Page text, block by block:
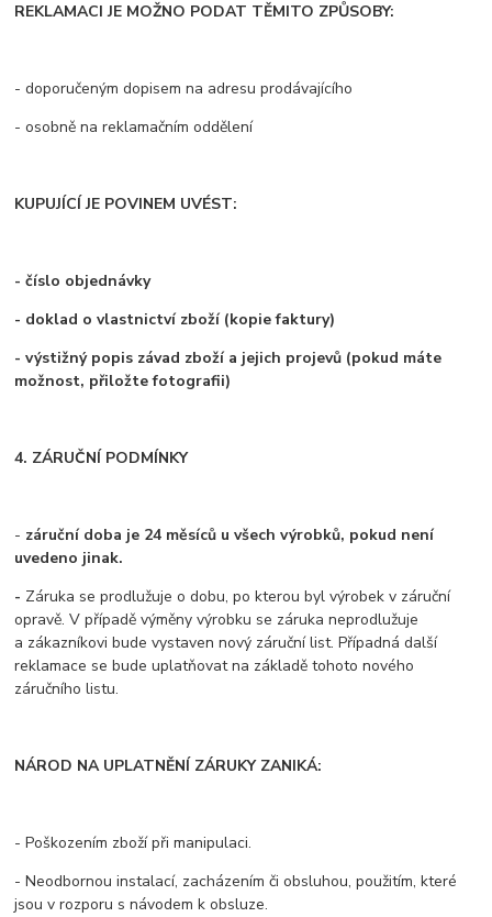
REKLAMACI JE MOŽNO PODAT TĚMITO ZPŮSOBY:
- doporučeným dopisem na adresu prodávajícího
- osobně na reklamačním oddělení
KUPUJÍCÍ JE POVINEM UVÉST:
- číslo objednávky
- doklad o vlastnictví zboží (kopie faktury)
- výstižný popis závad zboží a jejich projevů (pokud máte
možnost, přiložte fotografii)
4. ZÁRUČNÍ PODMÍNKY
- záruční doba je 24 měsíců u všech výrobků, pokud není
uvedeno jinak.
- Záruka se prodlužuje o dobu, po kterou byl výrobek v záruční
opravě. V případě výměny výrobku se záruka neprodlužuje
a zákazníkovi bude vystaven nový záruční list. Případná další
reklamace se bude uplatňovat na základě tohoto nového
záručního listu.
NÁROD NA UPLATNĚNÍ ZÁRUKY ZANIKÁ:
- Poškozením zboží při manipulaci.
- Neodbornou instalací, zacházením či obsluhou, použitím, které
jsou v rozporu s návodem k obsluze.